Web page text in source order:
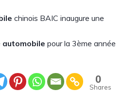
chinois BAIC inaugure une
automobile pour la 3ème année
0
Shares